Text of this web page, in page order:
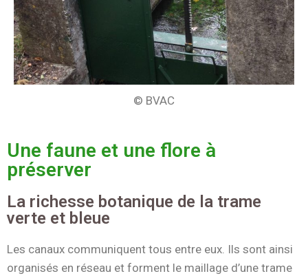
© BVAC
Une faune et une flore à
préserver
La richesse botanique de la trame
verte et bleue
Les canaux communiquent tous entre eux. Ils sont ainsi
organisés en réseau et forment le maillage d’une trame